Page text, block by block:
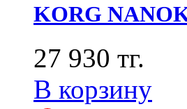
KORG
27 930 тг.
В корзину